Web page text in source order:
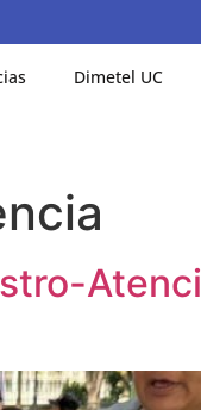
Dimetel UC